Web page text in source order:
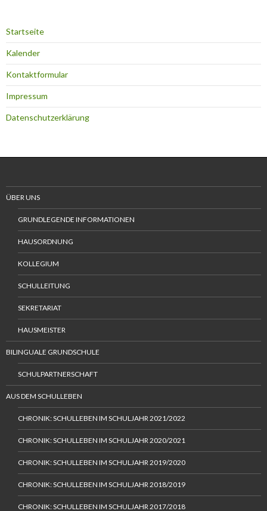
Startseite
Kalender
Kontaktformular
Impressum
Datenschutzerklärung
ÜBER UNS
GRUNDLEGENDE INFORMATIONEN
HAUSORDNUNG
KOLLEGIUM
SCHULLEITUNG
SEKRETARIAT
HAUSMEISTER
BILINGUALE GRUNDSCHULE
SCHULPARTNERSCHAFT
AUS DEM SCHULLEBEN
CHRONIK: SCHULLEBEN IM SCHULJAHR 2021/2022
CHRONIK: SCHULLEBEN IM SCHULJAHR 2020/2021
CHRONIK: SCHULLEBEN IM SCHULJAHR 2019/2020
CHRONIK: SCHULLEBEN IM SCHULJAHR 2018/2019
CHRONIK: SCHULLEBEN IM SCHULJAHR 2017/2018